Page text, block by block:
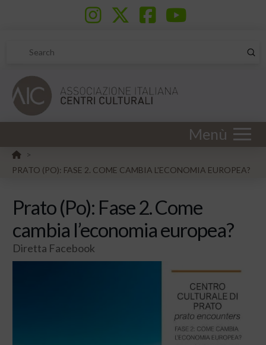
Search
Menù
HOME
>
PRATO (PO): FASE 2. COME CAMBIA L'ECONOMIA EUROPEA?
Prato (Po): Fase 2. Come
cambia l’economia europea?
Diretta Facebook